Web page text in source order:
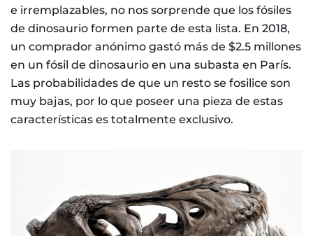
e irremplazables, no nos sorprende que los fósiles
de dinosaurio formen parte de esta lista. En 2018,
un comprador anónimo gastó más de $2.5 millones
en un fósil de dinosaurio en una subasta en París.
Las probabilidades de que un resto se fosilice son
muy bajas, por lo que poseer una pieza de estas
características es totalmente exclusivo.